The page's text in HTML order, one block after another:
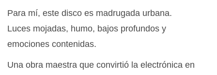
Para mí, este disco es madrugada urbana.
Luces mojadas, humo, bajos profundos y
emociones contenidas.
Una obra maestra que convirtió la electrónica en